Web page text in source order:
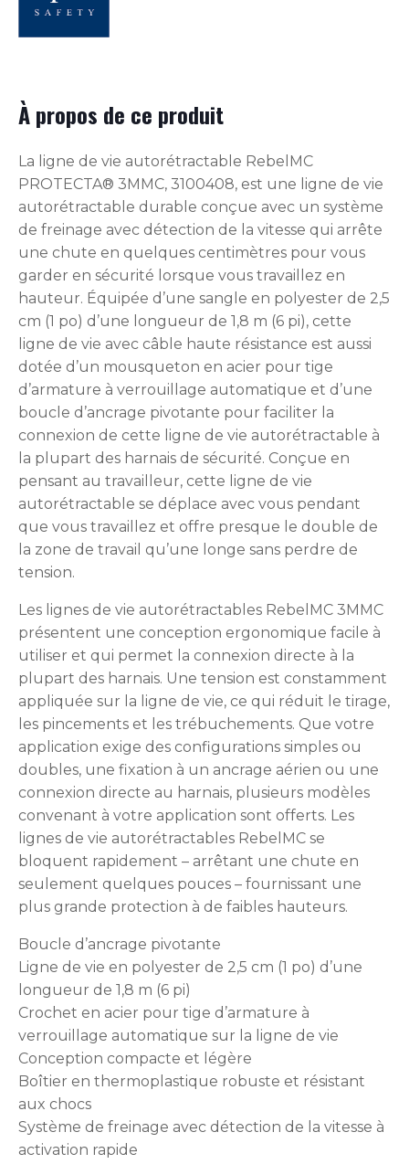
À propos de ce produit
La ligne de vie autorétractable RebelMC
PROTECTA® 3MMC, 3100408, est une ligne de vie
autorétractable durable conçue avec un système
de freinage avec détection de la vitesse qui arrête
une chute en quelques centimètres pour vous
garder en sécurité lorsque vous travaillez en
hauteur. Équipée d’une sangle en polyester de 2,5
cm (1 po) d’une longueur de 1,8 m (6 pi), cette
ligne de vie avec câble haute résistance est aussi
dotée d’un mousqueton en acier pour tige
d’armature à verrouillage automatique et d’une
boucle d’ancrage pivotante pour faciliter la
connexion de cette ligne de vie autorétractable à
la plupart des harnais de sécurité. Conçue en
pensant au travailleur, cette ligne de vie
autorétractable se déplace avec vous pendant
que vous travaillez et offre presque le double de
la zone de travail qu’une longe sans perdre de
tension.
Les lignes de vie autorétractables RebelMC 3MMC
présentent une conception ergonomique facile à
utiliser et qui permet la connexion directe à la
plupart des harnais. Une tension est constamment
appliquée sur la ligne de vie, ce qui réduit le tirage,
les pincements et les trébuchements. Que votre
application exige des configurations simples ou
doubles, une fixation à un ancrage aérien ou une
connexion directe au harnais, plusieurs modèles
convenant à votre application sont offerts. Les
lignes de vie autorétractables RebelMC se
bloquent rapidement – arrêtant une chute en
seulement quelques pouces – fournissant une
plus grande protection à de faibles hauteurs.
Boucle d’ancrage pivotante
Ligne de vie en polyester de 2,5 cm (1 po) d’une
longueur de 1,8 m (6 pi)
Crochet en acier pour tige d’armature à
verrouillage automatique sur la ligne de vie
Conception compacte et légère
Boîtier en thermoplastique robuste et résistant
aux chocs
Système de freinage avec détection de la vitesse à
activation rapide